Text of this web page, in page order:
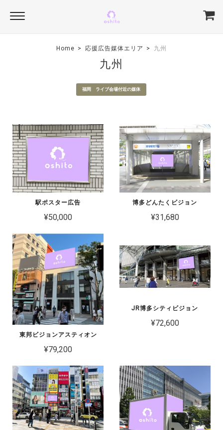
Home 応援広告媒体エリア 九州
九州
福岡 ライブ会場付近の媒体
駅ポスター広告
¥50,000
博多どんたくビジョン
¥31,680
東邦ビジョンアスティオン
¥79,200
JR博多シティビジョン
¥72,600